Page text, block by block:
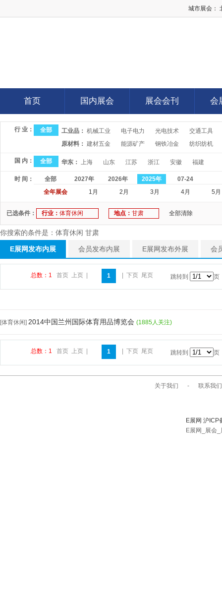
城市展会：
首页
首页
国内展会
国内展会
展会会刊
展会会刊
会
会
行 业： 全部 工业品： 机械工业 电子电力 光电技术
交通工具
原材料： 建材五金 能源矿产 钢铁冶金 纺织纺机
国 内： 全部 华东： 上海 山东 江苏 浙江 安徽 福建
时 间： 全部 2027年 2026年 2025年
07-24
全年展会
1月 2月 3月 4月 5月
已选条件： 行业： 体育休闲 地点： 甘肃 全部清除
你搜索的条件是：体育休闲 甘肃
E展网发布内展 会员发布内展 E展网发布外展 会
总数：1 首页 上页 1 下页 尾页 跳转到 页
[体育休闲] 2014中国兰州国际体育用品博览会 (1885人关注)
总数：1 首页 上页 1 下页 尾页 跳转到 页
关于我们 - 联系我们
E展网 沪
E展网_展会